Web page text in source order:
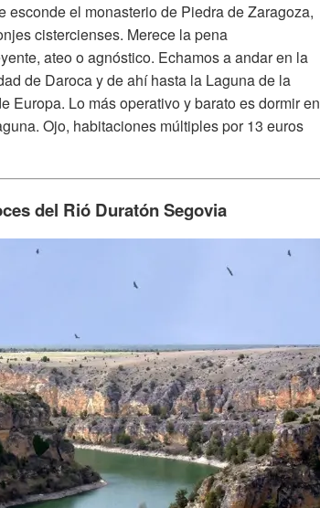
esconde el monasterio de Piedra de Zaragoza,
cistercienses. Merece la pena
ateo o agnóstico. Echamos a andar en la
de Daroca y de ahí hasta la Laguna de la
Europa. Lo más operativo y barato es dormir en
Ojo, habitaciones múltiples por 13 euros
del Rió Duratón Segovia